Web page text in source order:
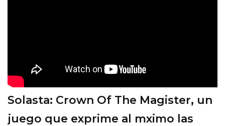
Solasta: Crown Of The Magister, un
juego que exprime al mximo las